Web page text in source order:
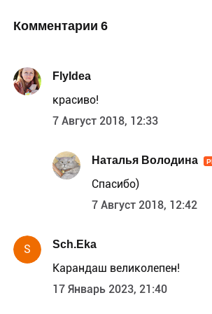
Комментарии 6
FlyIdea
красиво!
7 Август 2018, 12:33
Наталья Володина
Спасибо)
7 Август 2018, 12:42
S Sch.Eka
Карандаш великолепен!
17 Январь 2023, 21:40